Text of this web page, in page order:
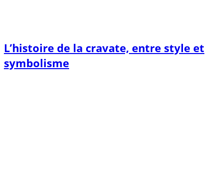
L’histoire de la cravate, entre style et
symbolisme